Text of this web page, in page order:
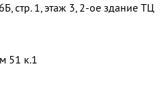
стр. 1, этаж 3, 2-ое здание ТЦ
51 к.1